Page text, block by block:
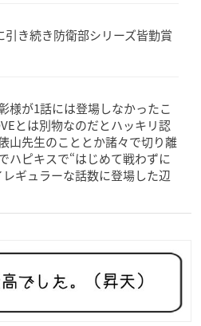
き続き防衛部シリーズ皆勤賞
様が1話には登場しなかったこ
とは別物なのだとハッキリ認
山先生のこととか諸々で切り離
ハピキスで“はじめて戦わずに
ギュラーな話数に登場した辺